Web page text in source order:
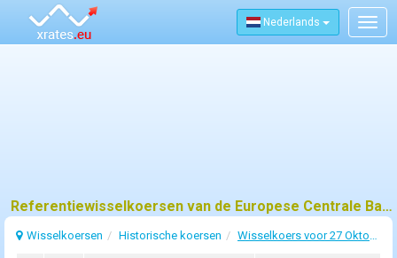
Nederlands
Referentiewisselkoersen van de Europese Centrale Bank (ECB) voor 27 oktober 2015
Wisselkoersen Historische koersen Wisselkoers voor 27 Oktober 2015